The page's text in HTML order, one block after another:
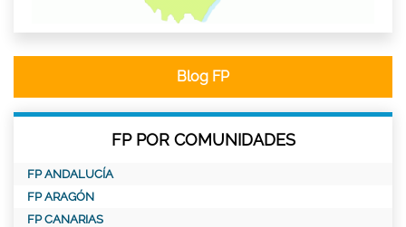
Blog FP
FP POR COMUNIDADES
FP ANDALUCÍA
FP ARAGÓN
FP CANARIAS